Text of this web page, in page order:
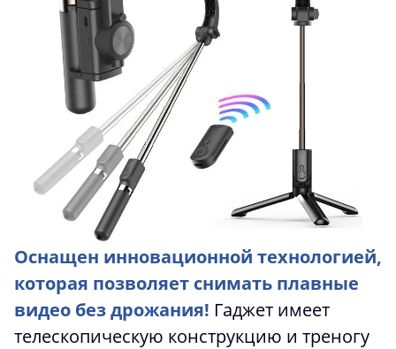
Оснащен инновационной технологией,
которая позволяет снимать плавные
видео без дрожания! Гаджет имеет
телескопическую конструкцию и треногу